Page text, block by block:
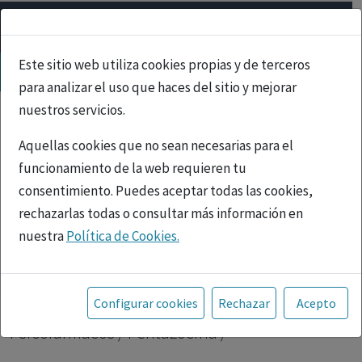
Este sitio web utiliza cookies propias y de terceros
para analizar el uso que haces del sitio y mejorar
nuestros servicios.
Aquellas cookies que no sean necesarias para el
funcionamiento de la web requieren tu
consentimiento. Puedes aceptar todas las cookies,
rechazarlas todas o consultar más información en
nuestraPolítica de Cookies.
Toda la información incluida en la Página Web está
referida a productos del mercado español y, por
tanto, dirigida a profesionales sanitarios legalmente
facultados para prescribir o dispensar medicamentos
Configurar cookies Rechazar Acepto
Psicofármacos| Pentazocina |
Psicofármacos / Pentazocina /